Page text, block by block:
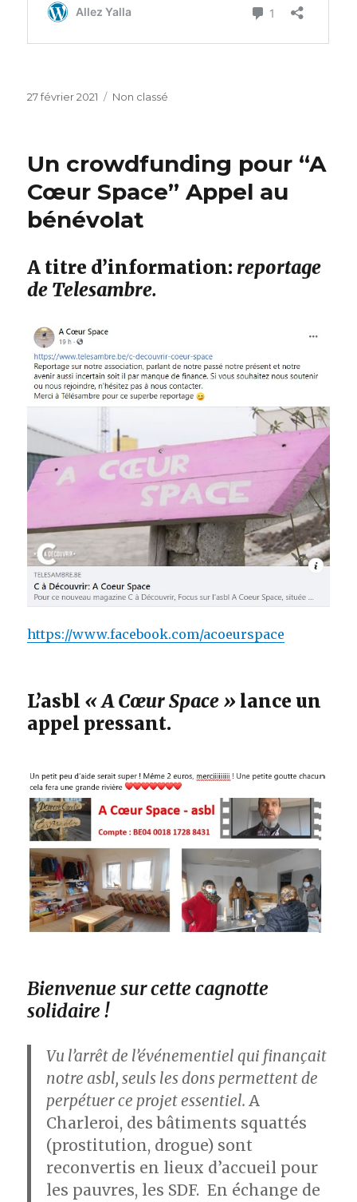
Publié
27 février 2021 Catégories
Non classé
Un crowdfunding pour “A
Cœur Space” Appel au
bénévolat
A titre d’information: reportage
de Telesambre.
https://www.facebook.com/acoeurspace
L’asbl « A Cœur Space » lance un
appel pressant.
Bienvenue sur cette cagnotte
solidaire !
Vu l’arrêt de l’événementiel qui finançait
notre asbl, seuls les dons permettent de
perpétuer ce projet essentiel.A
Charleroi, des bâtiments squattés
(prostitution, drogue) sont
reconvertis en lieux d’accueil pour
les pauvres, les SDF. En échange de